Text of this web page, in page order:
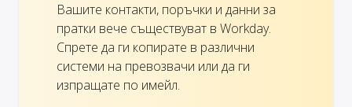
Вашите контакти, поръчки и данни за
пратки вече съществуват в Workday.
Спрете да ги копирате в различни
системи на превозвачи или да ги
изпращате по имейл.